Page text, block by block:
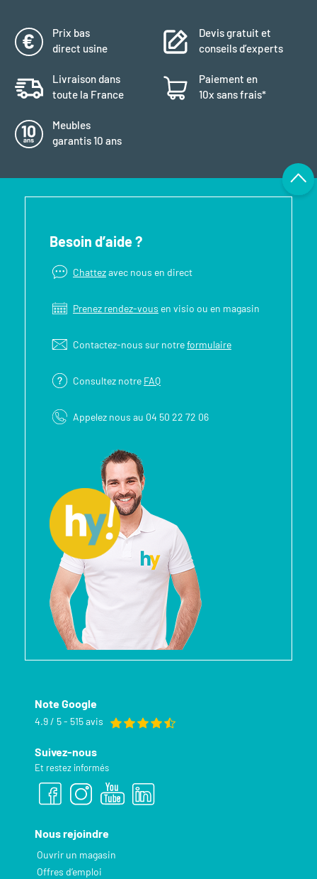
Prix bas
direct usine
Devis gratuit et
conseils d’experts
Livraison dans
toute la France
Paiement en
10x sans frais*
Meubles
garantis 10 ans
Besoin d’aide ?
Chattezavec nous en direct
Prenez rendez-vous en visio ou en magasin
Contactez-nous sur notreformulaire
Consultez notre FAQ
Appelez nous au 04 50 22 72 06
Note Google
4.9 / 5 - 515 avis
Suivez-nous
Et restez informés
Nous rejoindre
Ouvrir un magasin
Offres d’emploi